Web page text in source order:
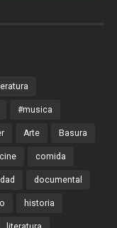
#musica
Arte Basura
cine comida
documental
historia